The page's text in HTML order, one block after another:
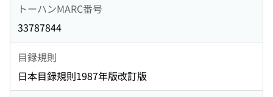
トーハンMARC番号
33787844
目録規則
日本目録規則1987年版改訂版